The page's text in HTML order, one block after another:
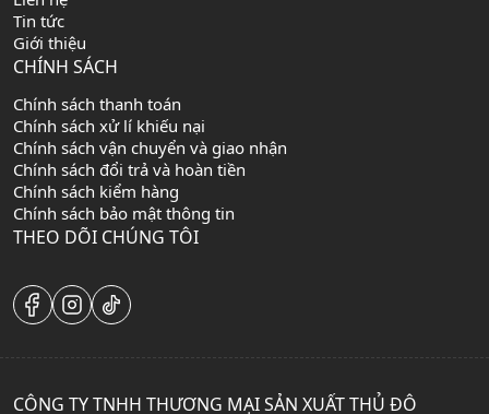
Tin tức
Giới thiệu
CHÍNH SÁCH
Chính sách thanh toán
Chính sách xử lí khiếu nại
Chính sách vận chuyển và giao nhận
Chính sách đổi trả và hoàn tiền
Chính sách kiểm hàng
Chính sách bảo mật thông tin
THEO DÕI CHÚNG TÔI
CÔNG TY TNHH THƯƠNG MẠI SẢN XUẤT THỦ ĐÔ